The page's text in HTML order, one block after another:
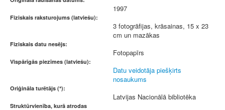
1997
Fiziskais raksturojums (latviešu):
3 fotogrāfijas, krāsainas, 15 x 23
cm un mazākas
Fiziskais datu nesējs:
Fotopapīrs
Vispārīgās piezīmes (latviešu):
Datu veidotāja piešķirts
nosaukums
Oriģināla turētājs (*):
Latvijas Nacionālā bibliotēka
Struktūrvienība, kurā atrodas